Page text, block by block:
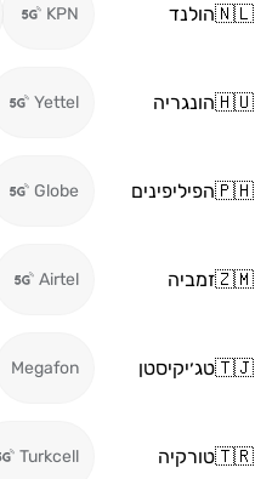
🇳🇱הולנד KPN
🇭🇺הונגריה Yettel
🇵🇭הפיליפינים Globe
🇿🇲זמביה Airtel
🇹🇯טג׳יקיסטן Megafon
🇹🇷טורקיה Turkcell